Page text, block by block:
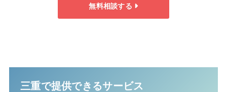
無料相談する
三重で提供できるサービス